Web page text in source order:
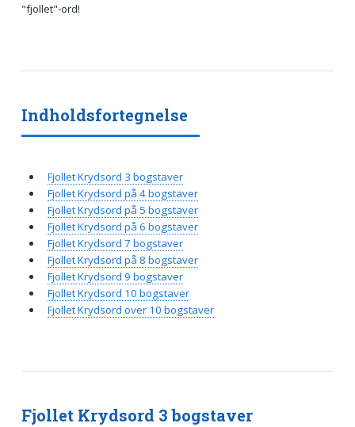
"fjollet"-ord!
Fjollet Krydsord 3 bogstaver
Indholdsfortegnelse
Fjollet Krydsord 3 bogstaver
Fjollet Krydsord på 4 bogstaver
Fjollet Krydsord på 5 bogstaver
Fjollet Krydsord på 6 bogstaver
Fjollet Krydsord 7 bogstaver
Fjollet Krydsord på 8 bogstaver
Fjollet Krydsord 9 bogstaver
Fjollet Krydsord 10 bogstaver
Fjollet Krydsord over 10 bogstaver